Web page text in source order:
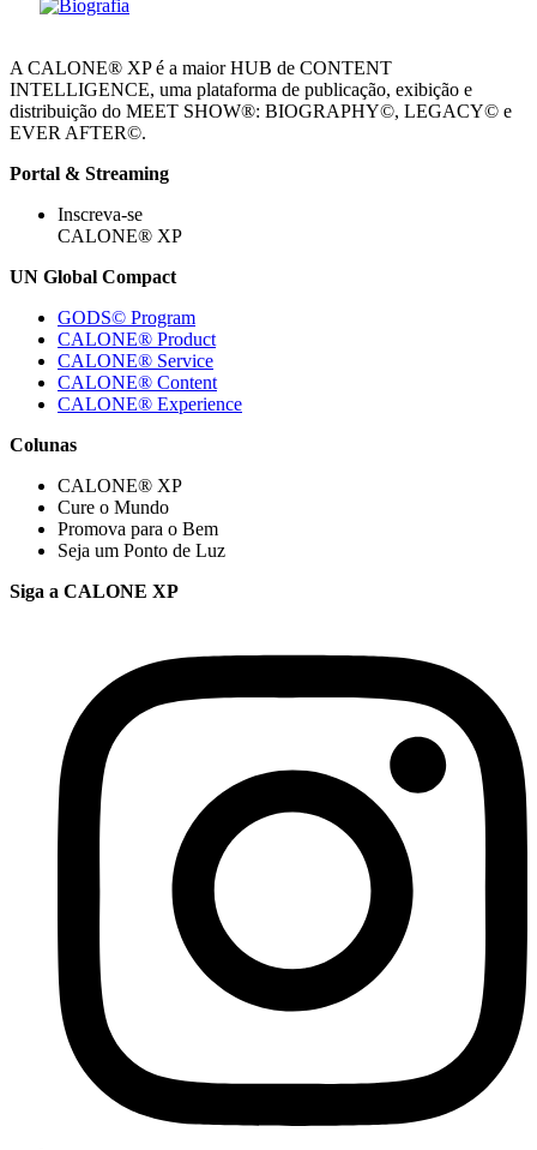
A CALONE® XP é a maior HUB de CONTENT
INTELLIGENCE, uma plataforma de publicação, exibição e
distribuição do MEET SHOW®: BIOGRAPHY©, LEGACY© e
EVER AFTER©.
Portal & Streaming
Inscreva-se
CALONE® XP
UN Global Compact
GODS© Program
CALONE® Product
CALONE® Service
CALONE® Content
CALONE® Experience
Colunas
CALONE® XP
Cure o Mundo
Promova para o Bem
Seja um Ponto de Luz
Siga a CALONE XP